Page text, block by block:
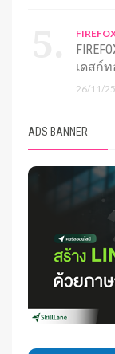
เดสก์
26/11/
ADS BANNER